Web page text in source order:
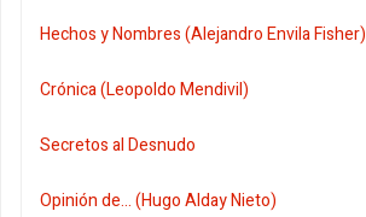
Hechos y Nombres (Alejandro Envila Fisher)
Crónica (Leopoldo Mendivil)
Secretos al Desnudo
Opinión de... (Hugo Alday Nieto)